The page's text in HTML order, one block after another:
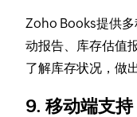
Zoho Books提供
动报告、库存估值
了解库存状况，做
9. 移动端支持